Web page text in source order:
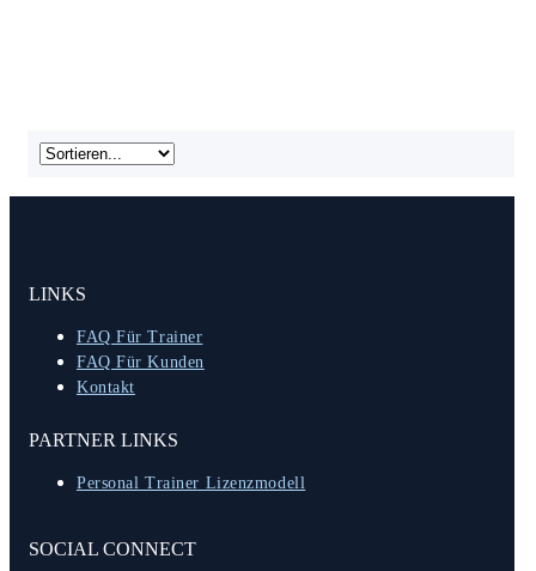
LINKS
FAQ Für Trainer
FAQ Für Kunden
Kontakt
PARTNER LINKS
Personal Trainer Lizenzmodell
SOCIAL CONNECT